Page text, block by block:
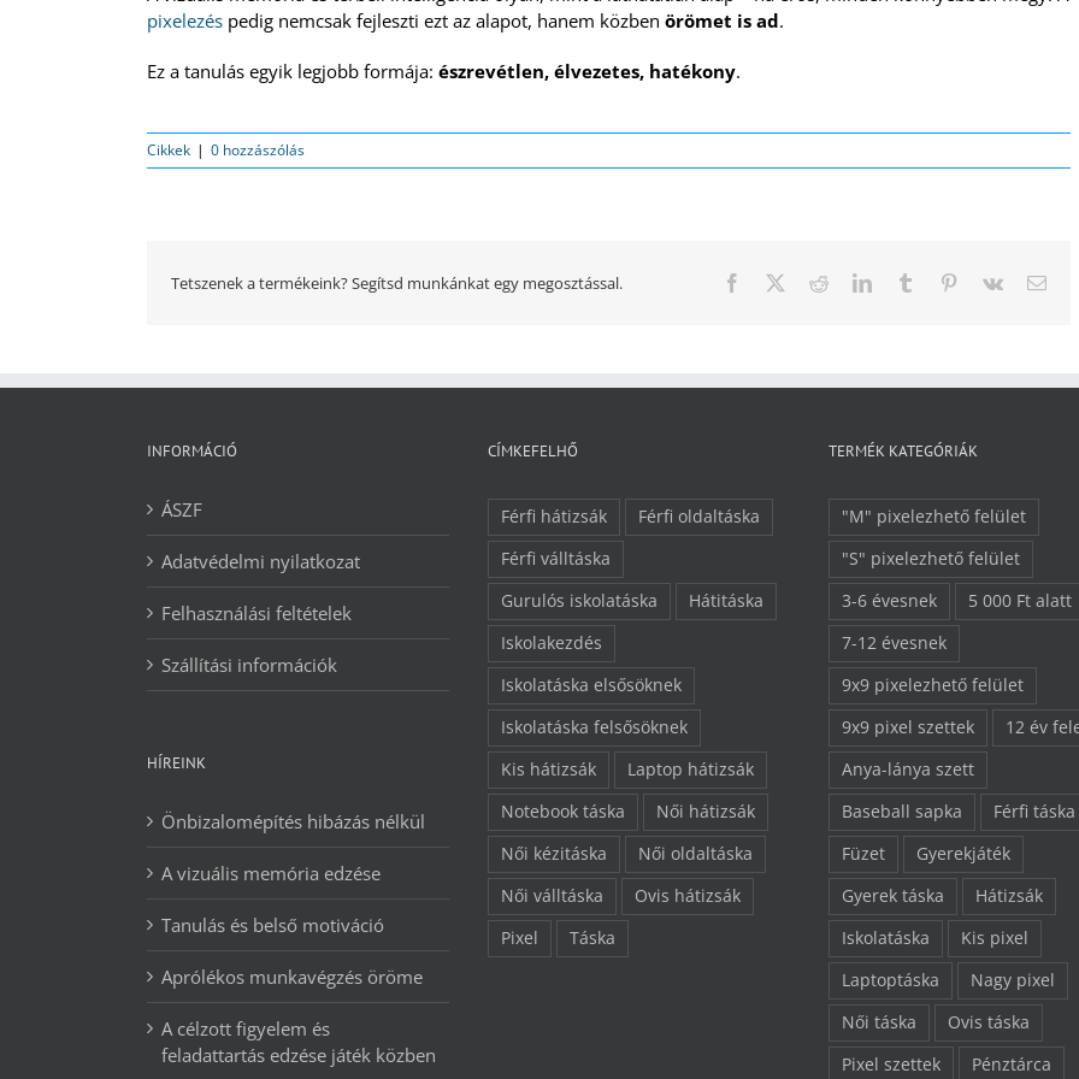
pixelezéspedig nemcsak fejleszti ezt az alapot, hanem közben örömet is ad.
Ez a tanulás egyik legjobb formája: észrevétlen, élvezetes, hatékony.
Cikkek | 0 hozzászólás
Tetszenek a termékeink? Segítsd munkánkat egy megosztással. Facebook
TwitterRedditLinkedInTumblr Pinterest
Vk
INFORMÁCIÓ
ÁSZF
Adatvédelmi nyilatkozat
Felhasználási feltételek
Szállítási információk
HÍREINK
Önbizalomépítés hibázás nélkül
A vizuális memória edzése
Tanulás és belső motiváció
Aprólékos munkavégzés öröme
A célzott figyelem és
feladattartás edzése játék közben
CÍMKEFELHŐ
Férfi hátizsák
Férfi oldaltáska
Férfi válltáska
Gurulós iskolatáska
Hátitáska
Iskolakezdés
Iskolatáska elsősöknek
Iskolatáska felsősöknek
Kis hátizsák
Laptop hátizsák
Notebook táska
Női hátizsák
Női kézitáska
Női oldaltáska
Női válltáska
Ovis hátizsák
Pixel
Táska
TERMÉK KATEGÓRIÁK
"M" pixelezhető felület
"S" pixelezhető felület
3-6 évesnek
5 000 Ft alatt
7-12 évesnek
9x9 pixelezhető felület
9x9 pixel szettek
12 év
Anya-lánya szett
Baseball sapka
Férfi táska
Füzet
Gyerekjáték
Gyerek táska
Hátizsák
Iskolatáska
Kis pixel
Laptoptáska
Nagy pixel
Női táska
Ovis táska
Pixel szettek
Pénztárca